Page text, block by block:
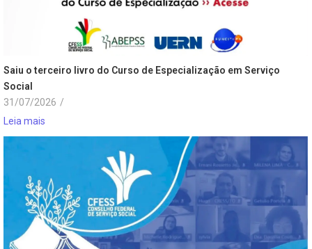
Saiu o terceiro livro do Curso de Especialização em Serviço
Social
31/07/2026 /
Leia mais